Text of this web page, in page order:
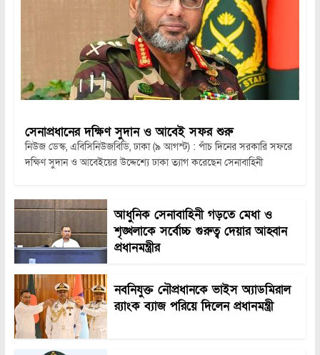
সেনাপ্রধানের দক্ষিণ সুদান ও আবেই সফর শুরু
নিউজ ডেস্ক, এবিসিনিউজবিডি, ঢাকা (৯ আগস্ট) : পাঁচ দিনের সরকারি সফরে
দক্ষিণ সুদান ও আবেইয়ের উদ্দেশ্যে ঢাকা ত্যাগ করেছেন সেনাবাহিনী
আধুনিক সেনাবাহিনী গড়তে মেধা ও
শৃঙ্খলাকে সর্বোচ্চ গুরুত্ব দেয়ার আহ্বান
প্রধানমন্ত্রীর
নবনিযুক্ত নৌপ্রধানকে ভাইস অ্যাডমিরাল
র‍্যাংক ব্যাজ পরিয়ে দিলেন প্রধানমন্ত্রী